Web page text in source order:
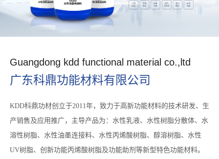
Guangdong kdd functional material co.,ltd
广东科鼎功能材料有限公司
KDD科鼎功材创立于2011年，致力于高新功能材料的技术研发、生
产销售及应用推广，主导产品为：水性乳液、水性树脂分散体、水
溶性树脂、水性油墨连接料、水性丙烯酸树脂、醇溶树脂、水性
UV树脂、创新功能丙烯酸树脂及功能助剂等新型特色功能材料。